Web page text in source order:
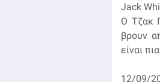
Jack
Ο Τζακ
βρουν
είναι
12/09/